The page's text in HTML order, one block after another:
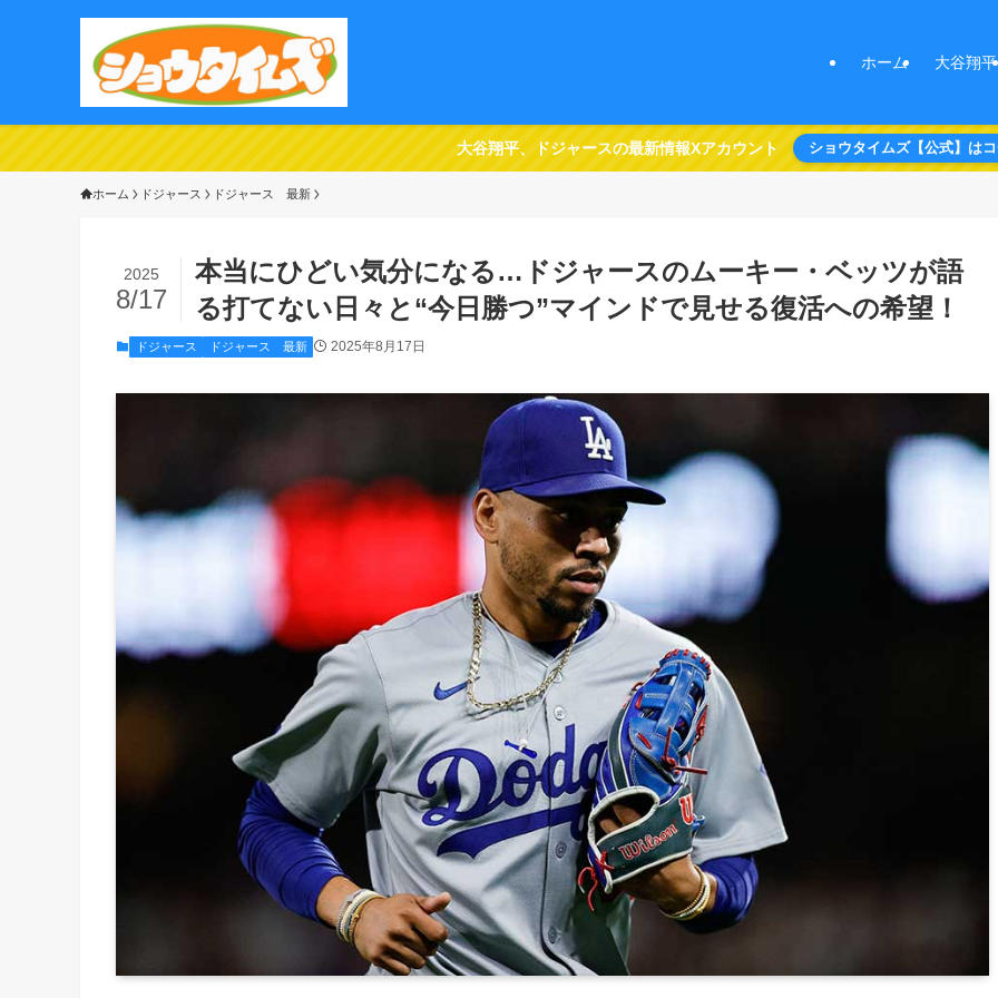
ホーム 大谷翔平
大谷翔平、ドジャースの最新情報Xアカウント ショウタイムズ【公式】は
ホーム ドジャース ドジャース 最新
本当にひどい気分になる…ドジャースのムーキー・ベッツが語
る打てない日々と“今日勝つ”マインドで見せる復活への希望！
2025
8/17
ドジャース ドジャース 最新 2025年8月17日